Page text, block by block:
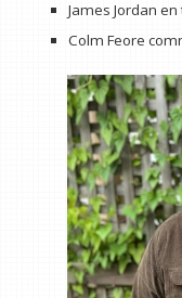
James Jordan
Colm Feore